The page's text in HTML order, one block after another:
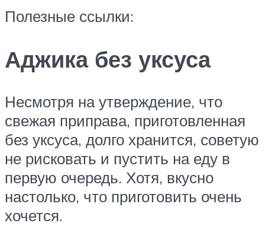
Полезные ссылки:
Аджика без уксуса
Несмотря на утверждение, что
свежая приправа, приготовленная
без уксуса, долго хранится, советую
не рисковать и пустить на еду в
первую очередь. Хотя, вкусно
настолько, что приготовить очень
хочется.